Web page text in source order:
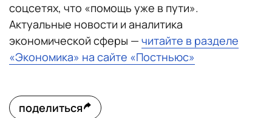
соцсетях, что «помощь уже в пути».
Актуальные новости и аналитика
экономической сферы — читайте в разделе
«Экономика» на сайте «Постньюс»
поделиться